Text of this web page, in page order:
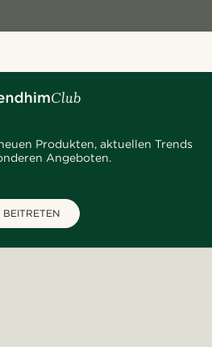
Produkten, aktuellen Trends
Angeboten.
BEITRETEN